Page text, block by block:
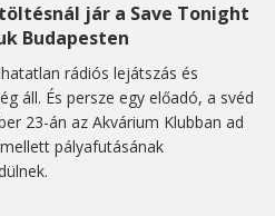
jár a Save Tonight
Budapesten
rádiós lejátszás és
áll. És persze egy előadó, a svéd
23-án az Akvárium Klubban ad
pályafutásának